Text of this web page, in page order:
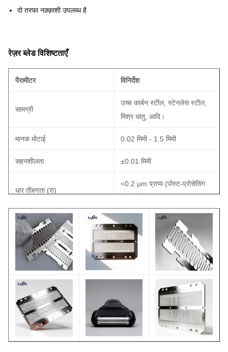
दो तरफा नक़्क़ाशी उपलब्ध है
रेज़र ब्लेड विशिष्टताएँ
पैरामीटर विनिर्देश
सामग्री
उच्च कार्बन स्टील, स्टेनलेस स्टील,
मिश्र धातु, आदि।
मानक मोटाई 0.02 मिमी - 1.5 मिमी
सहनशीलता ±0.01 मिमी
धार तीक्ष्णता (रा)
<0.2 µm प्राप्य (पोस्ट-प्रोसेसिंग
सतही समापन
उज्ज्वल, मैट, या आवश्यकता के
अनुसार
प्रोडक्ट का नाम नक़्क़ाशीदार रेज़र ब्लेड
MOQ बातचीत योग्य
नमूना उपलब्ध